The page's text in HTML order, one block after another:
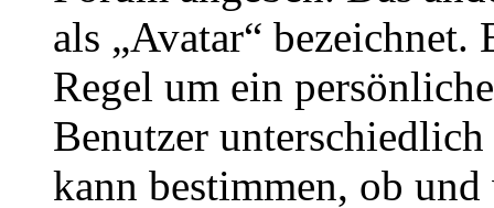
als „Avatar“
Regel um ein
Benutzer
kann bestimmen, ob